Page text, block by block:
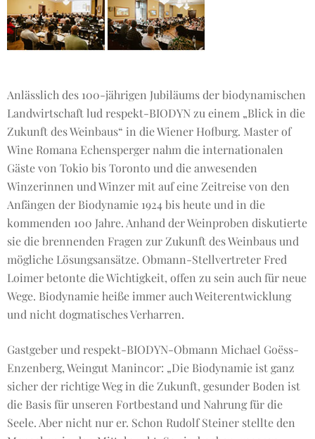
Anlässlich des 100-jährigen Jubiläums der biodynamischen
Landwirtschaft lud respekt-BIODYN zu einem „Blick in die
Zukunft des Weinbaus“ in die Wiener Hofburg. Master of
Wine Romana Echensperger nahm die internationalen
Gäste von Tokio bis Toronto und die anwesenden
Winzerinnen und Winzer mit auf eine Zeitreise von den
Anfängen der Biodynamie 1924 bis heute und in die
kommenden 100 Jahre. Anhand der Weinproben diskutierte
sie die brennenden Fragen zur Zukunft des Weinbaus und
mögliche Lösungsansätze. Obmann-Stellvertreter Fred
Loimer betonte die Wichtigkeit, offen zu sein auch für neue
Wege. Biodynamie heiße immer auch Weiterentwicklung
und nicht dogmatisches Verharren.
Gastgeber und respekt-BIODYN-Obmann Michael Goëss-
Enzenberg, Weingut Manincor: „Die Biodynamie ist ganz
sicher der richtige Weg in die Zukunft, gesunder Boden ist
die Basis für unseren Fortbestand und Nahrung für die
Seele. Aber nicht nur er. Schon Rudolf Steiner stellte den